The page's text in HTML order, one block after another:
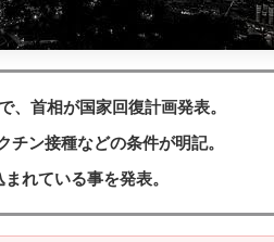
、首相が国家回復計画発表。
ン接種などの条件が明記。
れている事を発表。